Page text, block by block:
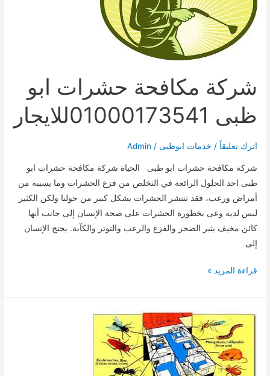
شركة مكافحة حشرات ابو
ظبى 01000173541للايجار
اترك تعليقاً / خدمات ابوظبى /
Admin
شركة مكافحة حشرات ابو ظبى الحياة شركة مكافحة حشرات ابو
ظبى احد الحلول الرائعة في التخلص من فزع الحشرات وما يسببه من
أمراض ورعب، فقد تنتشر الحشرات بشكل كبير من حولنا ولكن الكثير
ليس لديه وعى بخطورة الحشرات على صحة الإنسان إلى جانب أنها
كائن مخيف يثير الضجر والفزع والرعب والتوتر والكآبة. يحتج الإنسان
إلى
شركة
حشرات
ابو
ظبى
01000173541للايجار
قراءة المزيد »